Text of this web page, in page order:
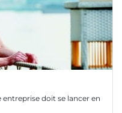
doit se lancer en